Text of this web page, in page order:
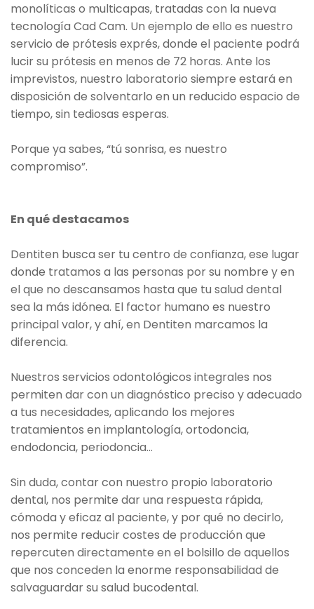
monolíticas o multicapas, tratadas con la nueva
tecnología Cad Cam. Un ejemplo de ello es nuestro
servicio de prótesis exprés, donde el paciente podrá
lucir su prótesis en menos de 72 horas. Ante los
imprevistos, nuestro laboratorio siempre estará en
disposición de solventarlo en un reducido espacio de
tiempo, sin tediosas esperas.
Porque ya sabes, “tú sonrisa, es nuestro
compromiso”.
En qué destacamos
Dentiten busca ser tu centro de confianza, ese lugar
donde tratamos a las personas por su nombre y en
el que no descansamos hasta que tu salud dental
sea la más idónea. El factor humano es nuestro
principal valor, y ahí, en Dentiten marcamos la
diferencia.
Nuestros servicios odontológicos integrales nos
permiten dar con un diagnóstico preciso y adecuado
a tus necesidades, aplicando los mejores
tratamientos en implantología, ortodoncia,
endodoncia, periodoncia…
Sin duda, contar con nuestro propio laboratorio
dental, nos permite dar una respuesta rápida,
cómoda y eficaz al paciente, y por qué no decirlo,
nos permite reducir costes de producción que
repercuten directamente en el bolsillo de aquellos
que nos conceden la enorme responsabilidad de
salvaguardar su salud bucodental.